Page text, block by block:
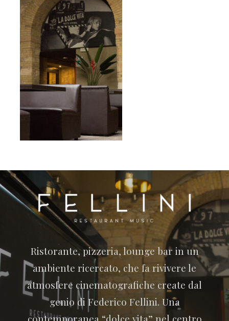
Ristorante, pizzeria, lounge bar in un
ambiente ricercato, che fa rivivere le
atmosfere cinematografiche create dal
genio di Federico Fellini. Una